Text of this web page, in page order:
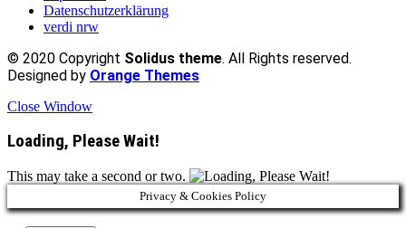
Datenschutzerklärung
verdi nrw
© 2020 Copyright Solidus theme. All Rights reserved.
Designed by Orange Themes
Close Window
Loading, Please Wait!
This may take a second or two.
Privacy & Cookies Policy